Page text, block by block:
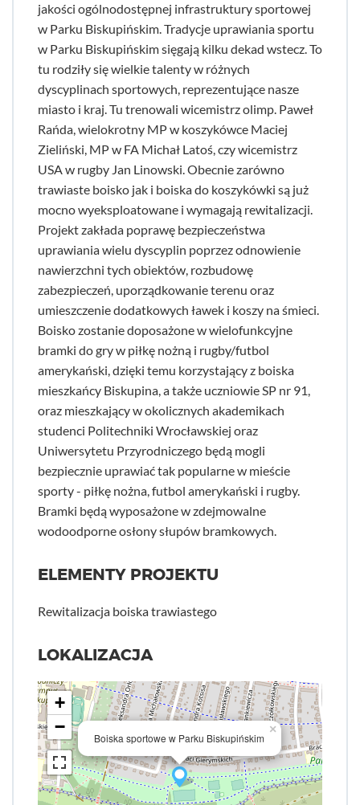
jakości ogólnodostępnej infrastruktury sportowej
w Parku Biskupińskim. Tradycje uprawiania sportu
w Parku Biskupińskim sięgają kilku dekad wstecz. To
tu rodziły się wielkie talenty w różnych
dyscyplinach sportowych, reprezentujące nasze
miasto i kraj. Tu trenowali wicemistrz olimp. Paweł
Rańda, wielokrotny MP w koszykówce Maciej
Zieliński, MP w FA Michał Latoś, czy wicemistrz
USA w rugby Jan Linowski. Obecnie zarówno
trawiaste boisko jak i boiska do koszykówki są już
mocno wyeksploatowane i wymagają rewitalizacji.
Projekt zakłada poprawę bezpieczeństwa
uprawiania wielu dyscyplin poprzez odnowienie
nawierzchni tych obiektów, rozbudowę
zabezpieczeń, uporządkowanie terenu oraz
umieszczenie dodatkowych ławek i koszy na śmieci.
Boisko zostanie doposażone w wielofunkcyjne
bramki do gry w piłkę nożną i rugby/futbol
amerykański, dzięki temu korzystający z boiska
mieszkańcy Biskupina, a także uczniowie SP nr 91,
oraz mieszkający w okolicznych akademikach
studenci Politechniki Wrocławskiej oraz
Uniwersytetu Przyrodniczego będą mogli
bezpiecznie uprawiać tak popularne w mieście
sporty - piłkę nożna, futbol amerykański i rugby.
Bramki będą wyposażone w zdejmowalne
wodoodporne osłony słupów bramkowych.
ELEMENTY PROJEKTU
Rewitalizacja boiska trawiastego
LOKALIZACJA
Boiska sportowe w Parku Biskupińskim
×
+
−